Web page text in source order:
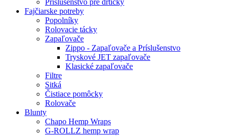
Príslušenstvo pre drtičky
Fajčiarske potreby
Popolníky
Rolovacie tácky
Zapaľovače
Zippo - Zapaľovače a Príslušenstvo
Tryskové JET zapaľovače
Klasické zapaľovače
Filtre
Sitká
Čistiace pomôcky
Rolovače
Blunty
Chapo Hemp Wraps
G-ROLLZ hemp wrap